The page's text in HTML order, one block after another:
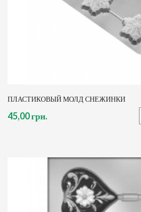
ПЛАСТИКОВЫЙ МОЛД СНЕЖИНКИ
45,00 грн.